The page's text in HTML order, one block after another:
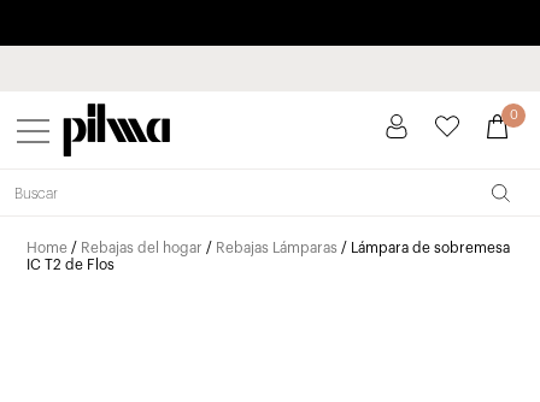
pilma 0
Home / Rebajas del hogar / Rebajas Lámparas / Lámpara de sobremesa
IC T2 de Flos